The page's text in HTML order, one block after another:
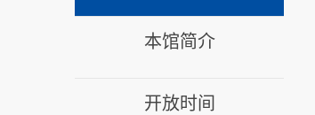
本馆简介
开放时间